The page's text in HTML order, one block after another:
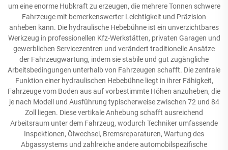
um eine enorme Hubkraft zu erzeugen, die mehrere Tonnen schwere
Fahrzeuge mit bemerkenswerter Leichtigkeit und Präzision
anheben kann. Die hydraulische Hebebühne ist ein unverzichtbares
Werkzeug in professionellen Kfz-Werkstätten, privaten Garagen und
gewerblichen Servicezentren und verändert traditionelle Ansätze
der Fahrzeugwartung, indem sie stabile und gut zugängliche
Arbeitsbedingungen unterhalb von Fahrzeugen schafft. Die zentrale
Funktion einer hydraulischen Hebebühne liegt in ihrer Fähigkeit,
Fahrzeuge vom Boden aus auf vorbestimmte Höhen anzuheben, die
je nach Modell und Ausführung typischerweise zwischen 72 und 84
Zoll liegen. Diese vertikale Anhebung schafft ausreichend
Arbeitsraum unter dem Fahrzeug, wodurch Techniker umfassende
Inspektionen, Ölwechsel, Bremsreparaturen, Wartung des
Abgassystems und zahlreiche andere automobilspezifische